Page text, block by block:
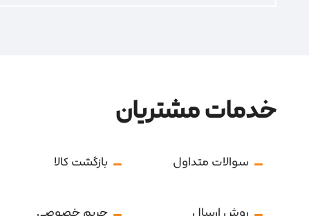
خدمات مشتریان
سوالات متداول بازگشت کالا